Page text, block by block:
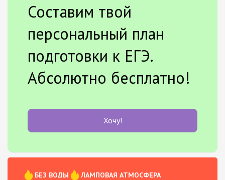
Составим твой
персональный план
подготовки к ЕГЭ.
Абсолютно бесплатно!
Хочу!
БЕЗ ВОДЫ
ЛАМПОВАЯ АТМОСФЕРА